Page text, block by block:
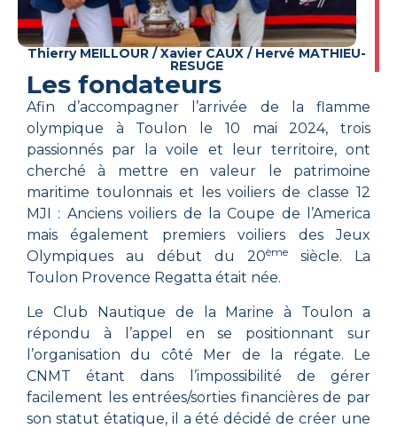
Thierry MEILLOUR / Xavier CAUX / Hervé MATHIEU-
RESUGE
Les fondateurs
Afin d’accompagner l’arrivée de la flamme
olympique à Toulon le 10 mai 2024, trois
passionnés par la voile et leur territoire, ont
cherché à mettre en valeur le patrimoine
maritime toulonnais et les voiliers de classe 12
MJI : Anciens voiliers de la Coupe de l’America
mais également premiers voiliers des Jeux
Olympiques au début du 20ème
siècle. La
Toulon Provence Regatta était née.
Le Club Nautique de la Marine à Toulon a
répondu à l’appel en se positionnant sur
l’organisation du côté Mer de la régate. Le
CNMT étant dans l’impossibilité de gérer
facilement les entrées/sorties financières de par
son statut étatique, il a été décidé de créer une